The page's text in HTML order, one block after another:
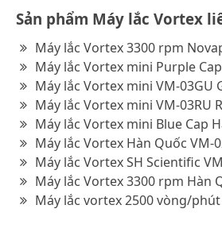
Sản phẩm Máy lắc Vortex
Máy lắc Vortex 3300 rpm
Máy lắc Vortex mini Purple
Máy lắc Vortex mini VM-03GU
Máy lắc Vortex mini VM-03RU
Máy lắc Vortex mini Blue Cap
Máy lắc Vortex Hàn Quốc VM-
Máy lắc Vortex SH Scientific
Máy lắc Vortex 3300 rpm Hàn
Máy lắc vortex 2500 vòng/phút